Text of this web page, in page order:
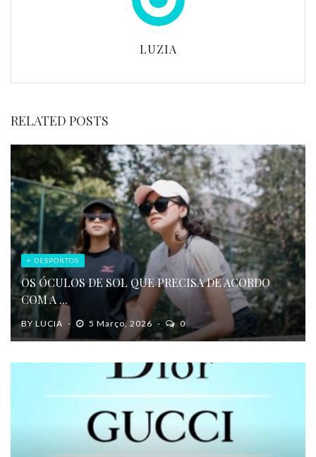
LUZIA
RELATED POSTS
+ DESPORTOS
OS ÓCULOS DE SOL QUE PRECISA DE ACORDO
COM A ...
BY LUCIA 5 Março, 2026 0